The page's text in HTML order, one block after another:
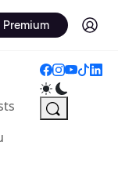
Premium Log in